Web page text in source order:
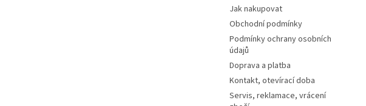
Jak nakupovat
Obchodní podmínky
Podmínky ochrany osobních
údajů
Doprava a platba
Kontakt, otevírací doba
Servis, reklamace, vrácení